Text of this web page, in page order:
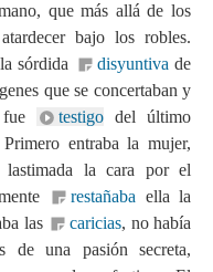
que más allá de los
bajo los robles.
sórdida disyuntivade
que se concertaban y
testigo del último
entraba la mujer,
lastimada la cara por el
restañaba ella la
las
caricias, no había
de una pasión secreta,